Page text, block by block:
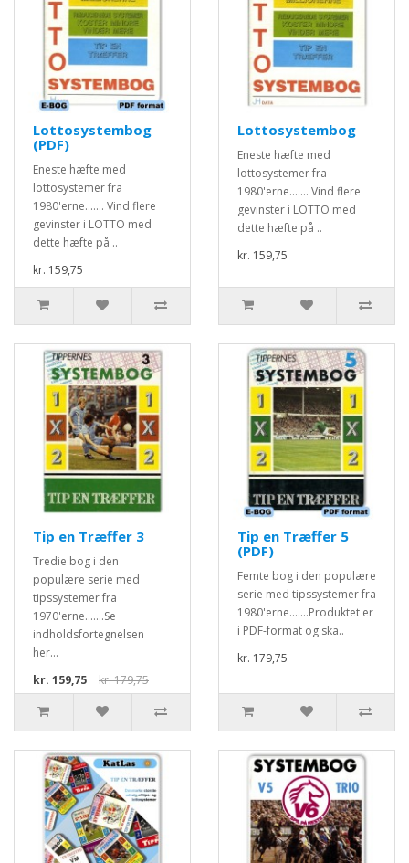
Lottosystembog
(PDF)
Eneste hæfte med
lottosystemer fra
1980'erne....... Vind flere
gevinster i LOTTO med
dette hæfte på ..
kr. 159,75
Lottosystembog
Eneste hæfte med
lottosystemer fra
1980'erne....... Vind flere
gevinster i LOTTO med
dette hæfte på ..
kr. 159,75
Tip en Træffer 3
Tredie bog i den
populære serie med
tipssystemer fra
1970'erne.......Se
indholdsfortegnelsen
her...
kr. 159,75
kr. 179,75
Tip en Træffer 5
(PDF)
Femte bog i den populære
serie med tipssystemer fra
1980'erne.......Produktet er
i PDF-format og ska..
kr. 179,75